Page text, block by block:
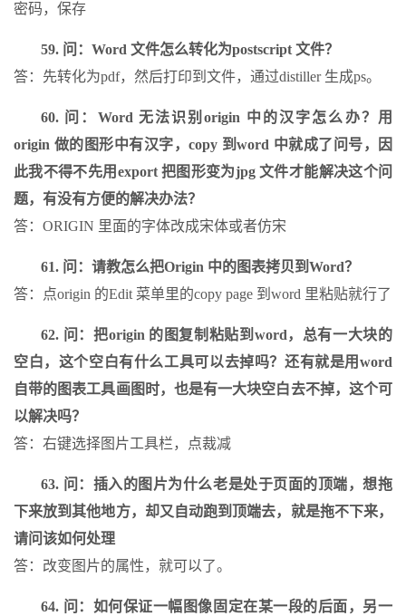
密码，保存
59. 问：Word 文件怎么转化为postscript 文件？
答：先转化为pdf，然后打印到文件，通过distiller 生成ps。
60. 问：Word 无法识别origin 中的汉字怎么办？用
origin 做的图形中有汉字，copy 到word 中就成了问号，因
此我不得不先用export 把图形变为jpg 文件才能解决这个问
题，有没有方便的解决办法？
答：ORIGIN 里面的字体改成宋体或者仿宋
61. 问：请教怎么把Origin 中的图表拷贝到Word？
答：点origin 的Edit 菜单里的copy page 到word 里粘贴就行了
62. 问：把origin 的图复制粘贴到word，总有一大块的
空白，这个空白有什么工具可以去掉吗？还有就是用word
自带的图表工具画图时，也是有一大块空白去不掉，这个可
以解决吗？
答：右键选择图片工具栏，点裁减
63. 问：插入的图片为什么老是处于页面的顶端，想拖
下来放到其他地方，却又自动跑到顶端去，就是拖不下来，
请问该如何处理
答：改变图片的属性，就可以了。
64. 问：如何保证一幅图像固定在某一段的后面，另一